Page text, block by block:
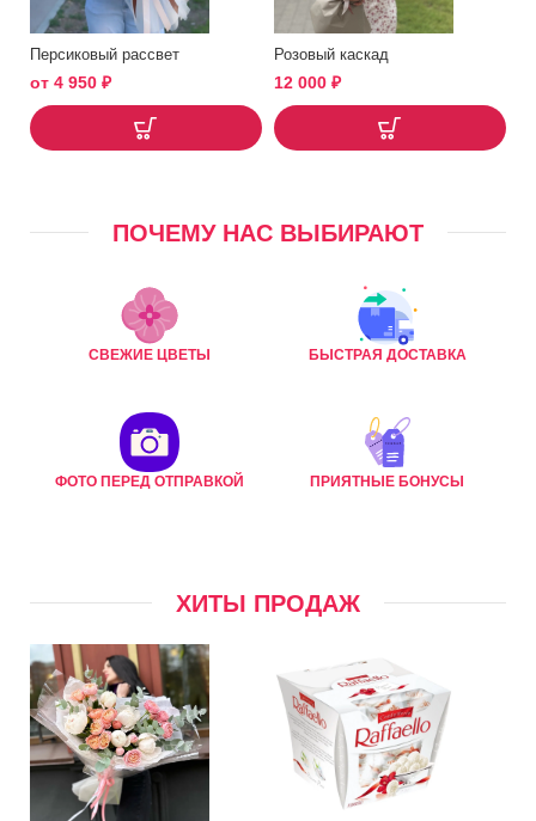
Персиковый рассвет
от 4 950 ₽
Розовый каскад
12 000 ₽
ПОЧЕМУ НАС ВЫБИРАЮТ
СВЕЖИЕ ЦВЕТЫ БЫСТРАЯ ДОСТАВКА
ФОТО ПЕРЕД ОТПРАВКОЙ ПРИЯТНЫЕ БОНУСЫ
ХИТЫ ПРОДАЖ